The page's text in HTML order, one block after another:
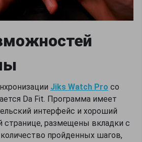
Jiks Watch Pro со
Da Fit. Программа имеет
интерфейс и хороший
странице, размещены вкладки с
пройденных шагов,